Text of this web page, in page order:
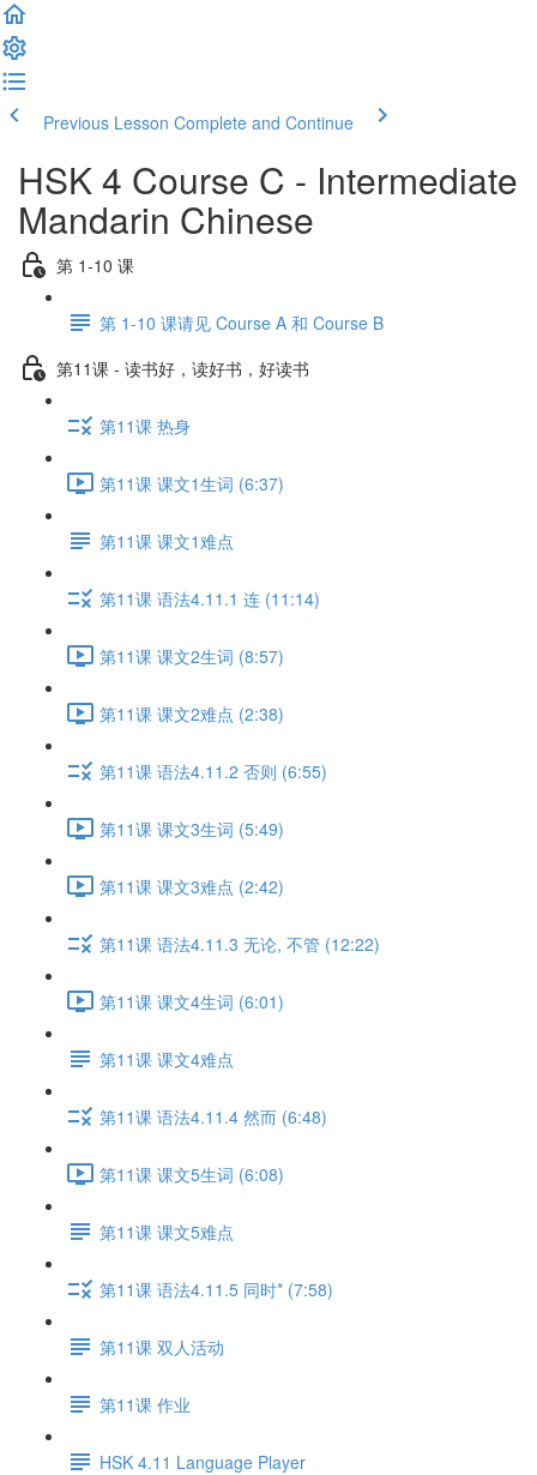
Previous Lesson Complete and Continue
HSK 4 Course C - Intermediate
Mandarin Chinese
第 1-10 课
第 1-10 课请见 Course A 和 Course B
第11课 - 读书好，读好书，好读书
第11课 热身
第11课 课文1生词 (6:37)
第11课 课文1难点
第11课 语法4.11.1 连 (11:14)
第11课 课文2生词 (8:57)
第11课 课文2难点 (2:38)
第11课 语法4.11.2 否则 (6:55)
第11课 课文3生词 (5:49)
第11课 课文3难点 (2:42)
第11课 语法4.11.3 无论, 不管 (12:22)
第11课 课文4生词 (6:01)
第11课 课文4难点
第11课 语法4.11.4 然而 (6:48)
第11课 课文5生词 (6:08)
第11课 课文5难点
第11课 语法4.11.5 同时* (7:58)
第11课 双人活动
第11课 作业
HSK 4.11 Language Player